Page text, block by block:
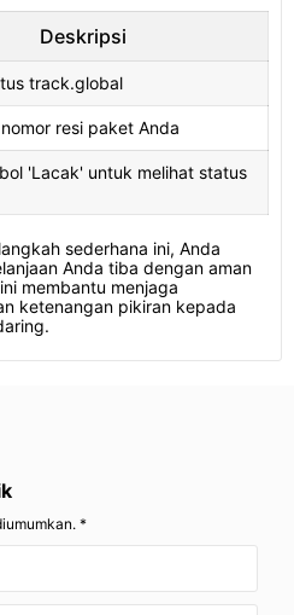
Deskripsi
track.global
resi paket Anda
'Lacak' untuk melihat status
sederhana ini, Anda
Anda tiba dengan aman
membantu menjaga
ketenangan pikiran kepada
*